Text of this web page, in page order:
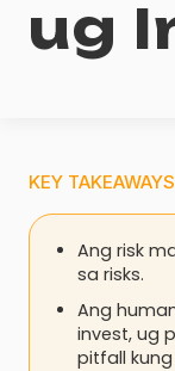
ug
KEY TAKEAWAYS
Ang risk
sa risks.
Ang
invest, ug
pitfall